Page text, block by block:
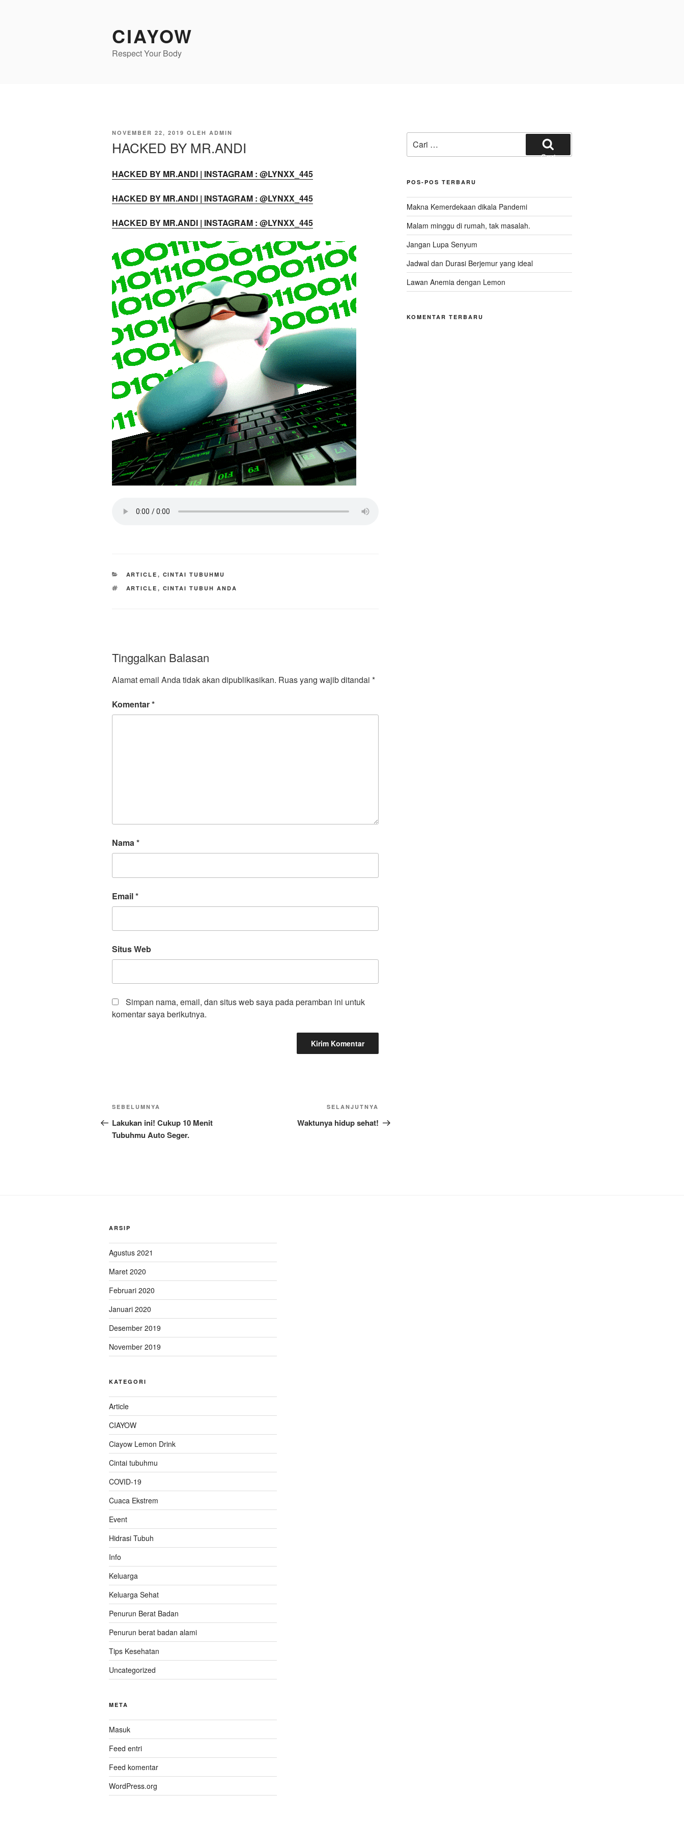
CIAYOW
Respect Your Body
DIPOSKAN
NOVEMBER 22, 2019 OLEH ADMIN
HACKED BY MR.ANDI
HACKED BY MR.ANDI | INSTAGRAM : @LYNXX_445
HACKED BY MR.ANDI | INSTAGRAM : @LYNXX_445
HACKED BY MR.ANDI | INSTAGRAM : @LYNXX_445
KATEGORI
ARTICLE , CINTAI TUBUHMU
TAG
ARTICLE , CINTAI TUBUH ANDA
Tinggalkan Balasan
Alamat email Anda tidak akan dipublikasikan. Ruas yang wajib ditandai *
Komentar*
Nama*
Email*
Situs Web
Simpan nama, email, dan situs web saya pada peramban ini untuk
komentar saya berikutnya.
Navigasi
pos
Pos
Sebelumnya
SEBELUMNYA
Lakukan ini! Cukup 10 Menit
Tubuhmu Auto Seger.
Selanjutnya
SELANJUTNYA
Waktunya hidup sehat!
untuk:
Cari
POS-POS TERBARU
Makna Kemerdekaan dikala Pandemi
Malam minggu di rumah, tak masalah.
Jangan Lupa Senyum
Jadwal dan Durasi Berjemur yang ideal
Lawan Anemia dengan Lemon
KOMENTAR TERBARU
ARSIP
Agustus 2021
Maret 2020
Februari 2020
Januari 2020
Desember 2019
November 2019
KATEGORI
Article
CIAYOW
Ciayow Lemon Drink
Cintai tubuhmu
COVID-19
Cuaca Ekstrem
Event
Hidrasi Tubuh
Info
Keluarga
Keluarga Sehat
Penurun Berat Badan
Penurun berat badan alami
Tips Kesehatan
Uncategorized
META
Masuk
Feed entri
Feed komentar
WordPress.org